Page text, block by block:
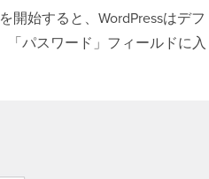
開始すると、WordPressはデフ
パスワード」フィールドに入